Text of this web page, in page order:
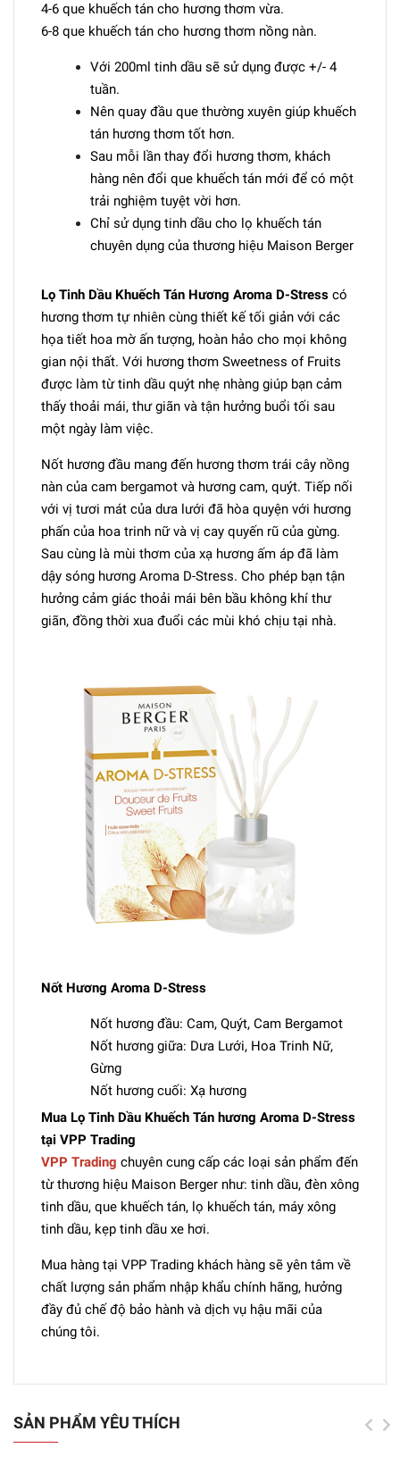
4-6 que khuếch tán cho hương thơm vừa.
6-8 que khuếch tán cho hương thơm nồng nàn.
Với 200ml tinh dầu sẽ sử dụng được +/- 4
tuần.
Nên quay đầu que thường xuyên giúp khuếch
tán hương thơm tốt hơn.
Sau mỗi lần thay đổi hương thơm, khách
hàng nên đổi que khuếch tán mới để có một
trải nghiệm tuyệt vời hơn.
Chỉ sử dụng tinh dầu cho lọ khuếch tán
chuyên dụng của thương hiệu Maison Berger
Lọ Tinh Dầu Khuếch Tán Hương Aroma D-Stress có
hương thơm tự nhiên cùng thiết kế tối giản với các
họa tiết hoa mờ ấn tượng, hoàn hảo cho mọi không
gian nội thất. Với hương thơm Sweetness of Fruits
được làm từ tinh dầu quýt nhẹ nhàng giúp bạn cảm
thấy thoải mái, thư giãn và tận hưởng buổi tối sau
một ngày làm việc.
Nốt hương đầu mang đến hương thơm trái cây nồng
nàn của cam bergamot và hương cam, quýt. Tiếp nối
với vị tươi mát của dưa lưới đã hòa quyện với hương
phấn của hoa trinh nữ và vị cay quyến rũ của gừng.
Sau cùng là mùi thơm của xạ hương ấm áp đã làm
dậy sóng hương Aroma D-Stress. Cho phép bạn tận
hưởng cảm giác thoải mái bên bầu không khí thư
giãn, đồng thời xua đuổi các mùi khó chịu tại nhà.
Nốt Hương Aroma D-Stress
Nốt hương đầu: Cam, Quýt, Cam Bergamot
Nốt hương giữa: Dưa Lưới, Hoa Trinh Nữ,
Gừng
Nốt hương cuối: Xạ hương
Mua Lọ Tinh Dầu Khuếch Tán hương Aroma D-Stress
tại VPP Trading
VPP Trading chuyên cung cấp các loại sản phẩm đến
từ thương hiệu Maison Berger như: tinh dầu, đèn xông
tinh dầu, que khuếch tán, lọ khuếch tán, máy xông
tinh dầu, kẹp tinh dầu xe hơi.
Mua hàng tại VPP Trading khách hàng sẽ yên tâm về
chất lượng sản phẩm nhập khẩu chính hãng, hưởng
đầy đủ chế độ bảo hành và dịch vụ hậu mãi của
chúng tôi.
SẢN PHẨM YÊU THÍCH